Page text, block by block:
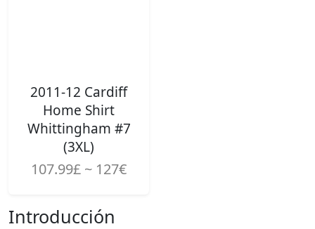
2011-12 Cardiff
Home Shirt
Whittingham #7
(3XL)
107.99£ ~ 127€
Introducción